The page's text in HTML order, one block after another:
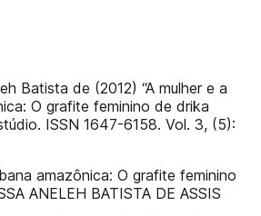
Batista de (2012) “A mulher e a
O grafite feminino de drika
ISSN 1647-6158. Vol. 3, (5):
amazônica: O grafite feminino
ANELEH BATISTA DE ASSIS